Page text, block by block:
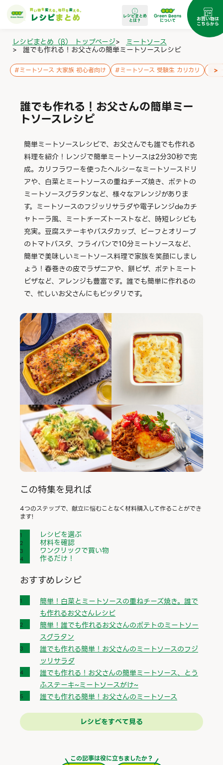
レシピまとめ
とは？
Green Beans
について お買い物は
こちらから
レシピまとめ（β） トップページ> ミートソース
> 誰でも作れる！お父さんの簡単ミートソースレシピ
#ミートソース 大家族 初心者向け #ミートソース 受験生 カリカリ ミ
>
誰でも作れる！お父さんの簡単ミー
トソースレシピ
簡単ミートソースレシピで、お父さんでも誰でも作れる
料理を紹介！レンジで簡単ミートソースは2分30秒で完
成。カリフラワーを使ったヘルシーなミートソースドリ
アや、白菜とミートソースの重ねチーズ焼き、ポテトの
ミートソースグラタンなど、様々なアレンジがありま
す。ミートソースのフジッリサラダや電子レンジdeカチ
ャトーラ風、ミートチーズトーストなど、時短レシピも
充実。豆腐ステーキやパスタカップ、ビーフとオリーブ
のトマトパスタ、フライパンで10分ミートソースなど、
簡単で美味しいミートソース料理で家族を笑顔にしまし
ょう！春巻きの皮でラザニアや、餅ピザ、ポテトミート
ピザなど、アレンジも豊富です。誰でも簡単に作れるの
で、忙しいお父さんにもピッタリです。
この特集を見れば
4つのステップで、献立に悩むことなく材料購入して作ることができ
ます!
レシピを選ぶ
材料を確認
ワンクリックで買い物
作るだけ！
おすすめレシピ
簡単！白菜とミートソースの重ねチーズ焼き。誰で
も作れるお父さんレシピ
簡単！誰でも作れるお父さんのポテトのミートソー
スグラタン
誰でも作れる簡単！お父さんのミートソースのフジ
ッリサラダ
誰でも作れる！お父さんの簡単ミートソース、とう
ふステーキ~ミートソースがけ~
誰でも作れる簡単！お父さんのミートソース
レシピをすべて見る
この記事は役に立ちましたか？